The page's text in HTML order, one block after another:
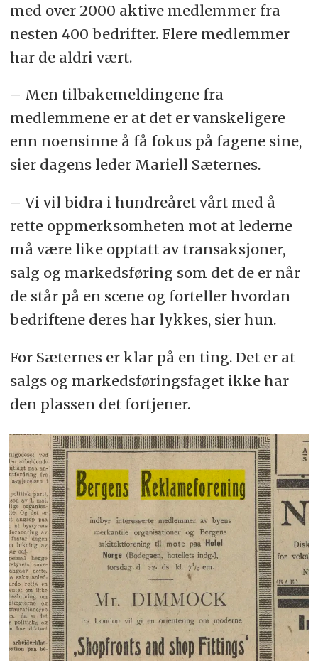
med over 2000 aktive medlemmer fra
nesten 400 bedrifter. Flere medlemmer
har de aldri vært.
– Men tilbakemeldingene fra
medlemmene er at det er vanskeligere
enn noensinne å få fokus på fagene sine,
sier dagens leder Mariell Sæternes.
– Vi vil bidra i hundreåret vårt med å
rette oppmerksomheten mot at lederne
må være like opptatt av transaksjoner,
salg og markedsføring som det de er når
de står på en scene og forteller hvordan
bedriftene deres har lykkes, sier hun.
For Sæternes er klar på en ting. Det er at
salgs og markedsføringsfaget ikke har
den plassen det fortjener.